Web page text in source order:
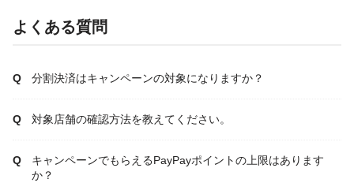
よくある質問
分割決済はキャンペーンの対象になりますか？
対象店舗の確認方法を教えてください。
キャンペーンでもらえるPayPayポイントの上限はあります
か？